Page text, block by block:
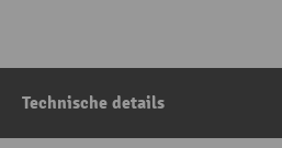
Technische details